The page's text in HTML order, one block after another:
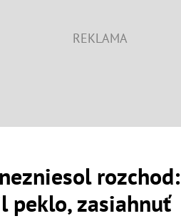
rozchod:
peklo, zasiahnuť